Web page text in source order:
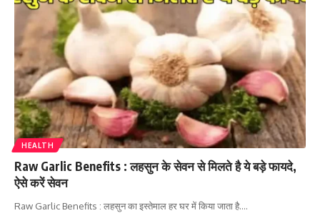
HEALTH
Raw Garlic Benefits : लहसुन के सेवन से मिलते है ये बड़े फायदे,
ऐसे करें सेवन
Raw Garlic Benefits : लहसुन का इस्तेमाल हर घर में किया जाता है.…